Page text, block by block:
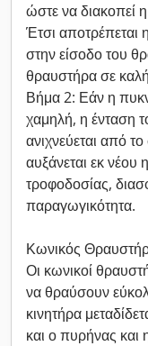
ώστε να διακοπεί
Έτσι
στην είσοδο του
θραυστήρα σε
Βήμα 2: Εάν η
χαμηλή, η ένταση
ανιχνεύεται από
αυξάνεται εκ
τροφοδοσίας,
παραγωγικότητα.
Κωνικός
Οι κωνικοί
να θραύσουν
κινητήρα
και ο πυρήνας